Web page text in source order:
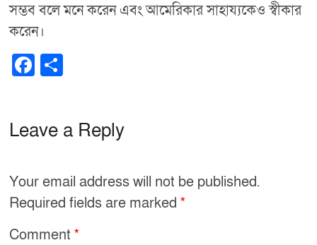
সম্ভব বলে মনে করেন এবং আমেরিকার সাহায্যকেও স্বীকার
করেন।
F
e
o
o
e
Leave a Reply
Your email address will not be published.
Required fields are marked*
Comment*